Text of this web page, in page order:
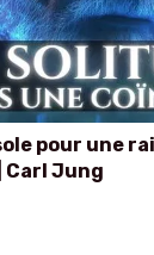
pour une
Carl Jung